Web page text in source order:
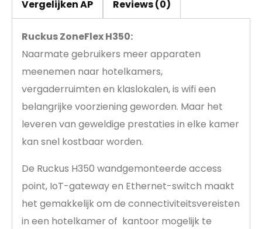
Vergelijken AP Reviews (0)
Ruckus ZoneFlex H350:
Naarmate gebruikers meer apparaten
meenemen naar hotelkamers,
vergaderruimten en klaslokalen, is wifi een
belangrijke voorziening geworden. Maar het
leveren van geweldige prestaties in elke kamer
kan snel kostbaar worden.
De Ruckus H350 wandgemonteerde access
point, IoT-gateway en Ethernet-switch maakt
het gemakkelijk om de connectiviteitsvereisten
in een hotelkamer of kantoor mogelijk te